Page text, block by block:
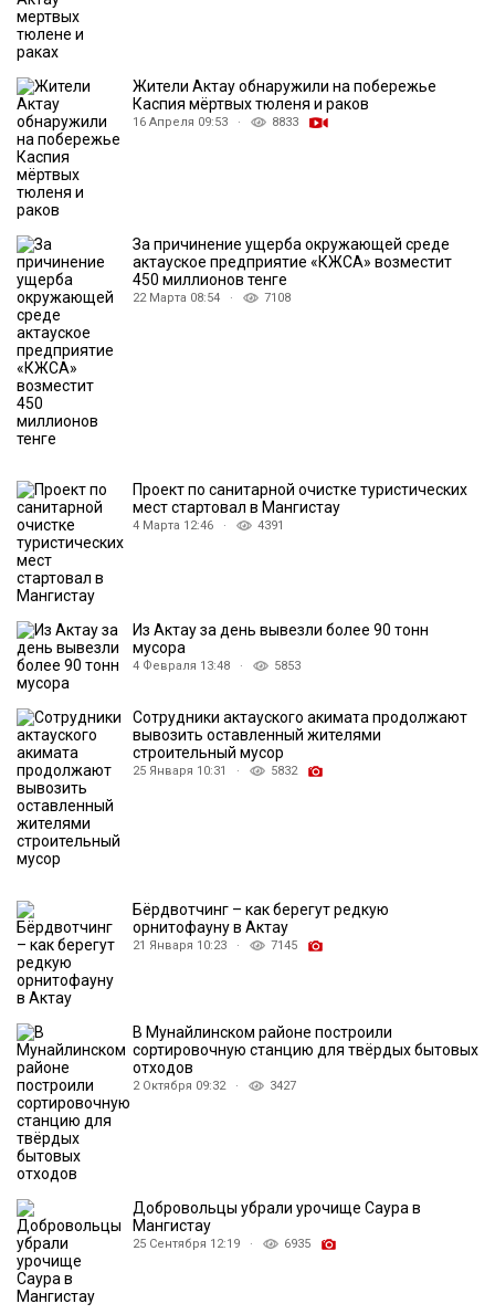
Жители Актау обнаружили на побережье
Каспия мёртвых тюленя и раков
16 Апреля 09:53 · 8833
За причинение ущерба окружающей среде
актауское предприятие «КЖСА» возместит
450 миллионов тенге
22 Марта 08:54 · 7108
Проект по санитарной очистке туристических
мест стартовал в Мангистау
4 Марта 12:46 · 4391
Из Актау за день вывезли более 90 тонн
мусора
4 Февраля 13:48 · 5853
Сотрудники актауского акимата продолжают
вывозить оставленный жителями
строительный мусор
25 Января 10:31 · 5832
Бёрдвотчинг – как берегут редкую
орнитофауну в Актау
21 Января 10:23 · 7145
В Мунайлинском районе построили
сортировочную станцию для твёрдых бытовых
отходов
2 Октября 09:32 · 3427
Добровольцы убрали урочище Саура в
Мангистау
25 Сентября 12:19 · 6935